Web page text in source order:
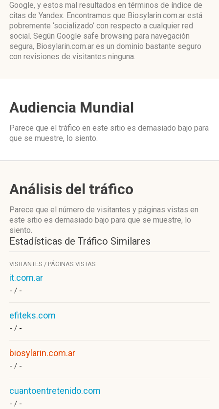
Google, y estos mal resultados en términos de índice de
citas de Yandex. Encontramos que Biosylarin.com.ar está
pobremente ‘socializado’ con respecto a cualquier red
social. Según Google safe browsing para navegación
segura, Biosylarin.com.ar es un dominio bastante seguro
con revisiones de visitantes ninguna.
Audiencia Mundial
Parece que el tráfico en este sitio es demasiado bajo para
que se muestre, lo siento.
Análisis del tráfico
Parece que el número de visitantes y páginas vistas en
este sitio es demasiado bajo para que se muestre, lo
siento.
Estadísticas de Tráfico Similares
VISITANTES / PÁGINAS VISTAS
it.com.ar
- / -
efiteks.com
- / -
biosylarin.com.ar
- / -
cuantoentretenido.com
- / -